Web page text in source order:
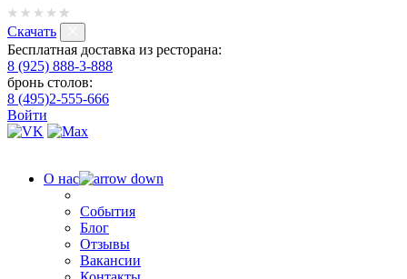
Скачать
Бесплатная доставка из ресторана:
8 (925) 888-3-888
бронь столов:
8 (495)2-555-666
Войти
О нас
События
Блог
Отзывы
Вакансии